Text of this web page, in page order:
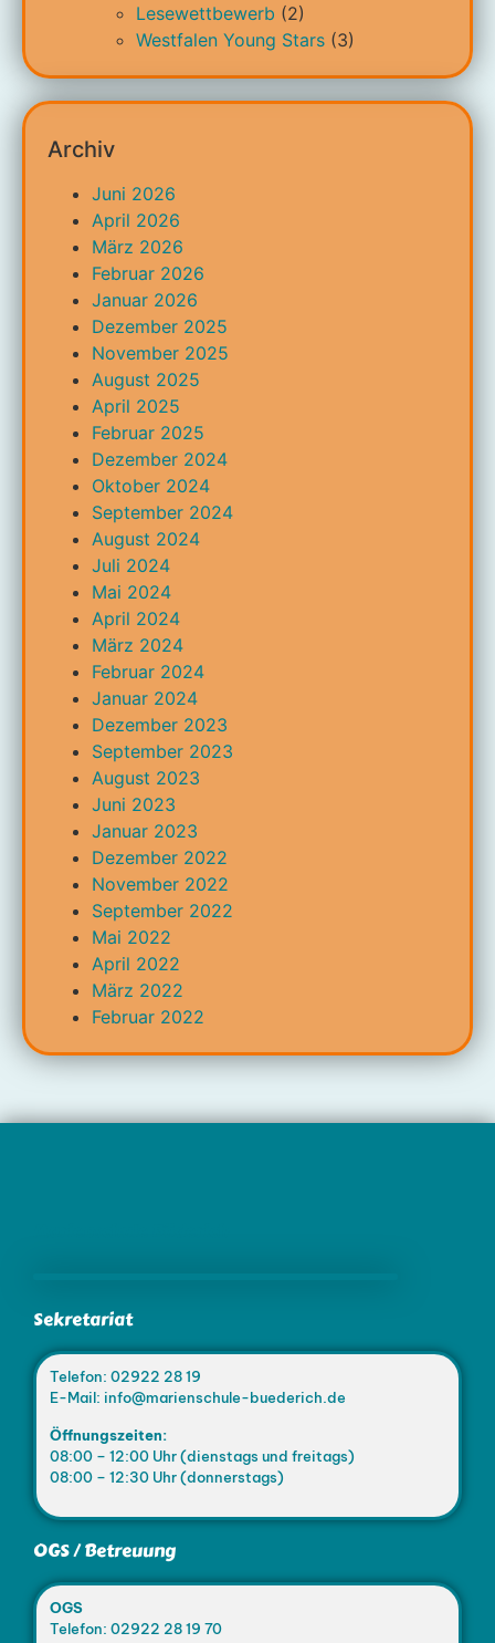
Lesewettbewerb (2)
Westfalen Young Stars (3)
Archiv
Juni 2026
April 2026
März 2026
Februar 2026
Januar 2026
Dezember 2025
November 2025
August 2025
April 2025
Februar 2025
Dezember 2024
Oktober 2024
September 2024
August 2024
Juli 2024
Mai 2024
April 2024
März 2024
Februar 2024
Januar 2024
Dezember 2023
September 2023
August 2023
Juni 2023
Januar 2023
Dezember 2022
November 2022
September 2022
Mai 2022
April 2022
März 2022
Februar 2022
Sekretariat
Telefon: 02922 28 19
E-Mail: info@marienschule-buederich.de
Öffnungszeiten:
08:00 – 12:00 Uhr (dienstags und freitags)
08:00 – 12:30 Uhr (donnerstags)
OGS / Betreuung
OGS
Telefon: 02922 28 19 70